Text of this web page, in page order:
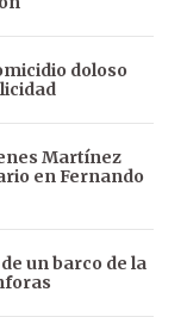
doloso
Martínez
en Fernando
un barco de la